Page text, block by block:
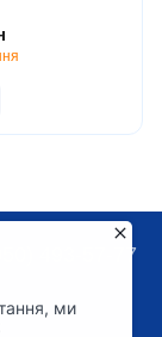
493-57-77